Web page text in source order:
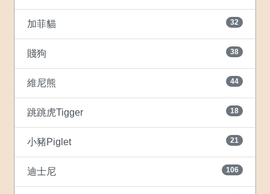
加菲貓 32
賤狗 38
維尼熊 44
跳跳虎Tigger 18
小豬Piglet 21
迪士尼 106